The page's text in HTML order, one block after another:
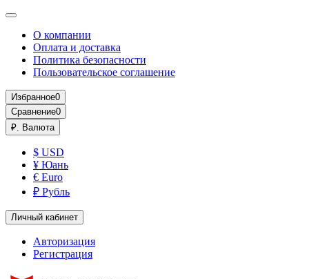
О компании
Оплата и доставка
Политика безопасности
Пользовательское соглашение
Избранное0
Сравнение0
₽. Валюта
$ USD
¥ Юань
€ Euro
₽ Рубль
Личный кабинет
Авторизация
Регистрация